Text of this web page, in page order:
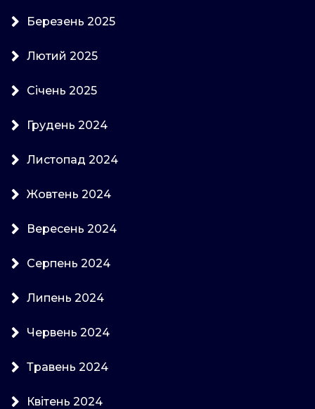
Березень 2025
Лютий 2025
Січень 2025
Грудень 2024
Листопад 2024
Жовтень 2024
Вересень 2024
Серпень 2024
Липень 2024
Червень 2024
Травень 2024
Квітень 2024